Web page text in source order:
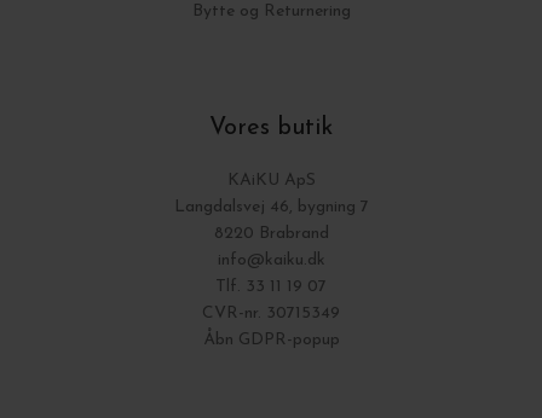
Bytte og Returnering
Vores butik
KAiKU ApS
Langdalsvej 46, bygning 7
8220 Brabrand
info@kaiku.dk
Tlf. 33 11 19 07
CVR-nr. 30715349
Åbn GDPR-popup